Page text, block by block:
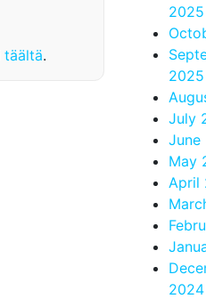
täältä.
2025
2025
July
June
May
April
2024